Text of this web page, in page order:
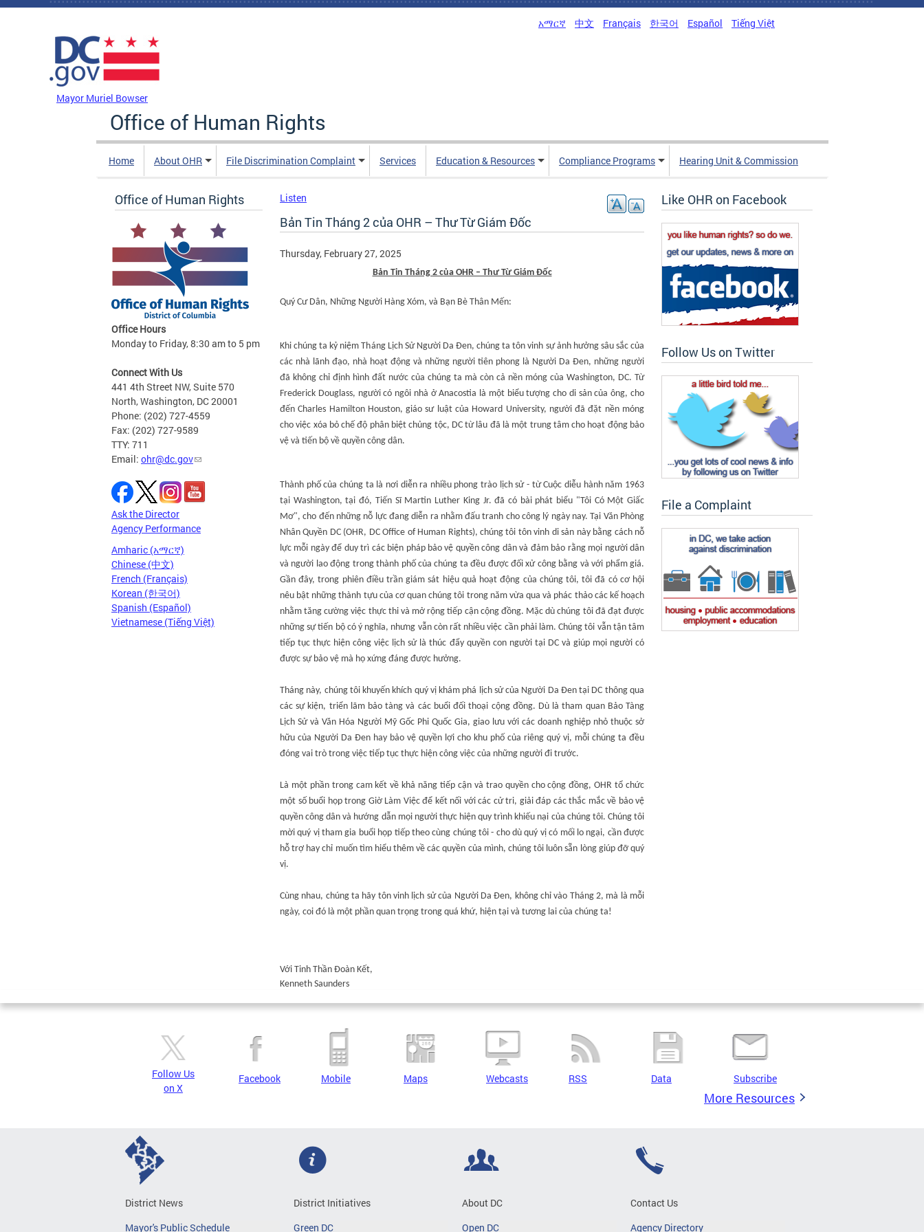
Skip to main content
አማርኛ 中文 Français 한국어 Español Tiếng Việt
Mayor Muriel Bowser
Office of Human Rights
Home About OHR File Discrimination Complaint Services Education & Resources Compliance Programs Hearing Unit & Commission
Office of Human Rights
Office Hours
Monday to Friday, 8:30 am to 5 pm
Connect With Us
441 4th Street NW, Suite 570
North, Washington, DC 20001
Phone: (202) 727-4559
Fax: (202) 727-9589
TTY: 711
Email: ohr@dc.gov
Ask the Director
Agency Performance
Amharic (አማርኛ)
Chinese (中文)
French (Français)
Korean (한국어)
Spanish (Español)
Vietnamese (Tiếng Việt)
Listen
Bản Tin Tháng 2 của OHR – Thư Từ Giám Đốc
Thursday, February 27, 2025
Bản Tin Tháng 2 của OHR – Thư Từ Giám Đốc
Quý Cư Dân, Những Người Hàng Xóm, và Bạn Bè Thân Mến:
Khi chúng ta kỷ niệm Tháng Lịch Sử Người Da Đen, chúng ta tôn vinh sự ảnh hưởng sâu sắc của
các nhà lãnh đạo, nhà hoạt động và những người tiên phong là Người Da Đen, những người
đã không chỉ định hình đất nước của chúng ta mà còn cả nền móng của Washington, DC. Từ
Frederick Douglass, người có ngôi nhà ở Anacostia là một biểu tượng cho di sản của ông, cho
đến Charles Hamilton Houston, giáo sư luật của Howard University, người đã đặt nền móng
cho việc xóa bỏ chế độ phân biệt chủng tộc, DC từ lâu đã là một trung tâm cho hoạt động bảo
vệ và tiến bộ về quyền công dân.
Thành phố của chúng ta là nơi diễn ra nhiều phong trào lịch sử - từ Cuộc diễu hành năm 1963
tại Washington, tại đó, Tiến Sĩ Martin Luther King Jr. đã có bài phát biểu "Tôi Có Một Giấc
Mơ", cho đến những nỗ lực đang diễn ra nhằm đấu tranh cho công lý ngày nay. Tại Văn Phòng
Nhân Quyền DC (OHR, DC Office of Human Rights), chúng tôi tôn vinh di sản này bằng cách nỗ
lực mỗi ngày để duy trì các biện pháp bảo vệ quyền công dân và đảm bảo rằng mọi người dân
và người lao động trong thành phố của chúng ta đều được đối xử công bằng và với phẩm giá.
Gần đây, trong phiên điều trần giám sát hiệu quả hoạt động của chúng tôi, tôi đã có cơ hội
nêu bật những thành tựu của cơ quan chúng tôi trong năm vừa qua và phác thảo các kế hoạch
nhằm tăng cường việc thực thi và mở rộng tiếp cận cộng đồng. Mặc dù chúng tôi đã đạt được
những sự tiến bộ có ý nghĩa, nhưng vẫn còn rất nhiều việc cần phải làm. Chúng tôi vẫn tận tâm
tiếp tục thực hiện công việc lịch sử là thúc đẩy quyền con người tại DC và giúp mọi người có
được sự bảo vệ mà họ xứng đáng được hưởng.
Tháng này, chúng tôi khuyến khích quý vị khám phá lịch sử của Người Da Đen tại DC thông qua
các sự kiện, triển lãm bảo tàng và các buổi đối thoại cộng đồng. Dù là tham quan Bảo Tàng
Lịch Sử và Văn Hóa Người Mỹ Gốc Phi Quốc Gia, giao lưu với các doanh nghiệp nhỏ thuộc sở
hữu của Người Da Đen hay bảo vệ quyền lợi cho khu phố của riêng quý vị, mỗi chúng ta đều
đóng vai trò trong việc tiếp tục thực hiện công việc của những người đi trước.
Là một phần trong cam kết về khả năng tiếp cận và trao quyền cho cộng đồng, OHR tổ chức
một số buổi họp trong Giờ Làm Việc để kết nối với các cử tri, giải đáp các thắc mắc về bảo vệ
quyền công dân và hướng dẫn mọi người thực hiện quy trình khiếu nại của chúng tôi. Chúng tôi
mời quý vị tham gia buổi họp tiếp theo cùng chúng tôi - cho dù quý vị có mối lo ngại, cần được
hỗ trợ hay chỉ muốn tìm hiểu thêm về các quyền của mình, chúng tôi luôn sẵn lòng giúp đỡ quý
vị.
Cùng nhau, chúng ta hãy tôn vinh lịch sử của Người Da Đen, không chỉ vào Tháng 2, mà là mỗi
ngày, coi đó là một phần quan trọng trong quá khứ, hiện tại và tương lai của chúng ta!
Với Tinh Thần Đoàn Kết,
Kenneth Saunders
Like OHR on Facebook
Follow Us on Twitter
File a Complaint
Follow Us
on X
Facebook Mobile Maps Webcasts RSS Data Subscribe
More Resources
District News
Mayor's Public Schedule
District Initiatives
Green DC
About DC
Open DC
Contact Us
Agency Directory